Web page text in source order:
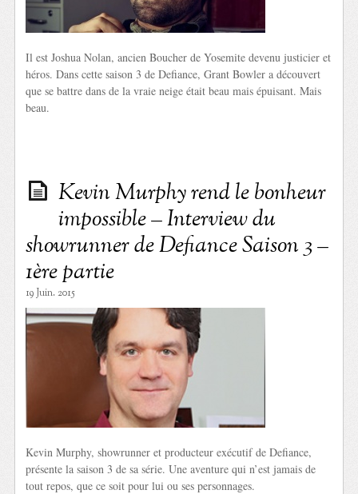
Il est Joshua Nolan, ancien Boucher de Yosemite devenu justicier et
héros. Dans cette saison 3 de Defiance, Grant Bowler a découvert
que se battre dans de la vraie neige était beau mais épuisant. Mais
beau.
Kevin Murphy rend le bonheur
impossible – Interview du
showrunner de Defiance Saison 3 –
1ère partie
19 Juin. 2015
Kevin Murphy, showrunner et producteur exécutif de Defiance,
présente la saison 3 de sa série. Une aventure qui n’est jamais de
tout repos, que ce soit pour lui ou ses personnages.